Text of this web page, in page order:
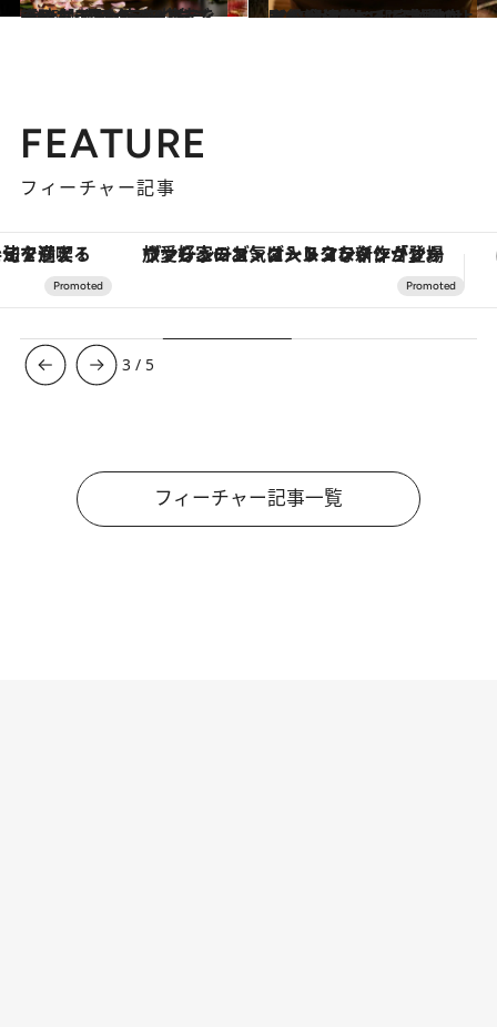
2025.1.28
【いちごフェア2025 part3】昼も夜もいちご三昧！ アフタヌーンティー＆ハイティーを堪能できるホテル
旅＆お出かけ 2025.1.21
主役はチョコレートではなく“カカオ”。日本橋兜町・渋沢栄一邸宅跡地【nib】でまるで実験のような食体験
グルメ
FEATURE
フィーチャー記事
ヴァシュロン・コンスタンタン「オーヴァーシーズ・オートマティック」。旅愛好家のお気に入りコレクションから、ジェンダーレスな新作が登場
3 / 5
フィーチャー記事一覧